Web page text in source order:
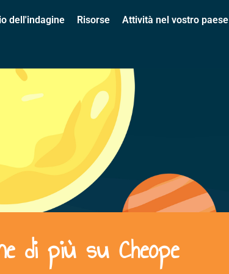
dell'indagine Risorse Attività nel vostro paese
di più su Cheope